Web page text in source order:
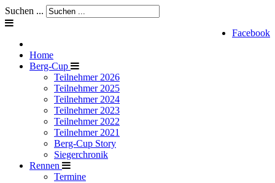
Suchen ...
Facebook
Home
Berg-Cup
Teilnehmer 2026
Teilnehmer 2025
Teilnehmer 2024
Teilnehmer 2023
Teilnehmer 2022
Teilnehmer 2021
Berg-Cup Story
Siegerchronik
Rennen
Termine